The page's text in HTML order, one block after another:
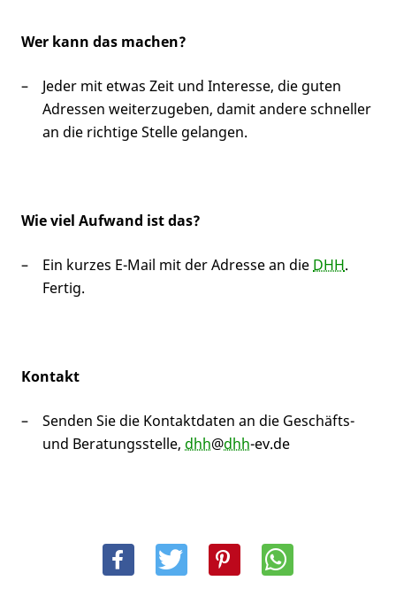
Wer kann das machen?
Jeder mit etwas Zeit und Interesse, die guten
Adressen weiterzugeben, damit andere schneller
an die richtige Stelle gelangen.
Wie viel Aufwand ist das?
Ein kurzes E-Mail mit der Adresse an die DHH.
Fertig.
Kontakt
Senden Sie die Kontaktdaten an die Geschäfts-
und Beratungsstelle, dhh@dhh-ev.de